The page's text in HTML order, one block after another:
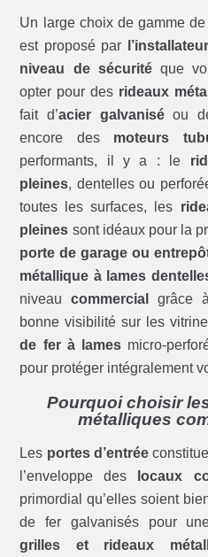
Un large choix de gamme de
est proposé par
l’installateur
niveau de sécuritéque
opter pour des rideaux
fait d’acier galvaniséou
encore des moteurs
performants, il y a : le
pleines, dentelles ou
toutes les surfaces, les
pleines sont idéaux pour la
porte de garage ou
métallique à lames
niveaucommercial
grâce
bonne visibilité sur les
de fer à lamesmicro-
pour protéger intégralement
Pourquoi choisir
métalliques
Les portes d’entrée
l’enveloppe des
locaux
primordial qu’elles soient
de fer galvanisés pour
grilles et rideaux